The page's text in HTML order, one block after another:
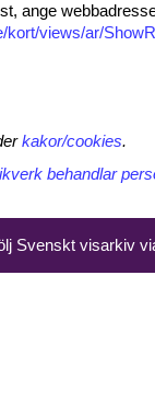
ange
kort/views/ar/
kakor/cookies.
behandlar
Svenskt visarkiv